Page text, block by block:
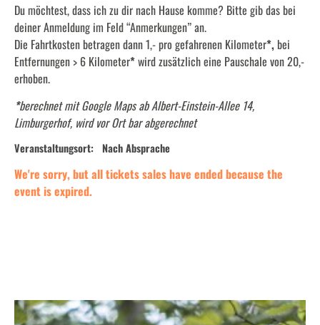
Du möchtest, dass ich zu dir nach Hause komme? Bitte gib das bei
deiner Anmeldung im Feld “Anmerkungen” an.
Die Fahrtkosten betragen dann 1,- pro gefahrenen Kilometer*, bei
Entfernungen > 6 Kilometer*wird zusätzlich eine Pauschale von 20,-
erhoben.
*berechnet mit Google Maps ab Albert-Einstein-Allee 14,
Limburgerhof, wird vor Ort bar abgerechnet
Veranstaltungsort: Nach Absprache
We're sorry, but all tickets sales have ended because the
event is expired.